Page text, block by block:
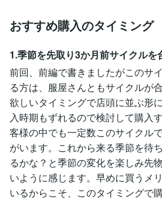
おすすめ購入のタイミング
1.季節を先取り3か月前サイクルを
前回、前編で書きましたがこのサ
る方は、服屋さんともサイクルが
欲しいタイミングで店頭に並ぶ形
入時期もずれるので検討して購入
客様の中でも一定数このサイクル
がいます。これから来る季節を待
るかな？と季節の変化を楽しみ先
いように感じます。早めに買うメ
いるからこそ、このタイミングで